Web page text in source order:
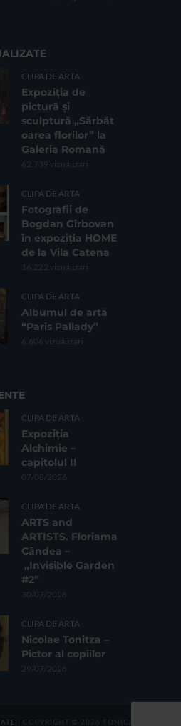
CLIPA DE ARTA
Expoziția de
pictură și
sculptură „Sărbăt
oarea florilor” la
Galeria Romană
62.739 vizualizari
CLIPA DE ARTA
Fotografii de
Bogdan Gîrbovan
în expoziția HOME
de la Vila Catena
16.222 vizualizari
CLIPA DE ARTA
Albumul de artă
“Paris Pallady”
6.606 vizualizari
CLIPA DE ARTA
Expoziția
Alchimie –
capitolul II
07/08/2026
CLIPA DE ARTA
ARTS and
ARTISTS. Floriama
Cândea –
„Invisible Garden
#2”
30/07/2026
CLIPA DE ARTA
Nicolae Tonitza –
Pictor al copiilor
29/07/2026
| COPYRIGHT © 2026 TONICA GROUP